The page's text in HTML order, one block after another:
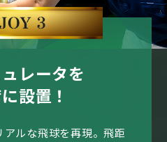
レータを
設置！
アルな飛球を再現。飛距